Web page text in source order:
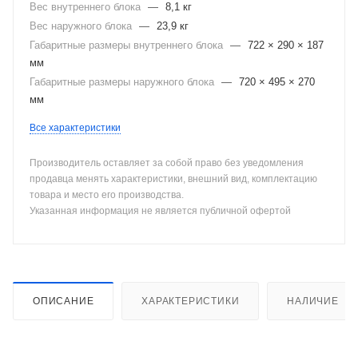
Вес внутреннего блока — 8,1 кг
Вес наружного блока — 23,9 кг
Габаритные размеры внутреннего блока — 722 × 290 × 187
мм
Габаритные размеры наружного блока — 720 × 495 × 270
мм
Все характеристики
Производитель оставляет за собой право без уведомления
продавца менять характеристики, внешний вид, комплектацию
товара и место его производства.
Указанная информация не является публичной офертой
ОПИСАНИЕ ХАРАКТЕРИСТИКИ НАЛИЧИЕ